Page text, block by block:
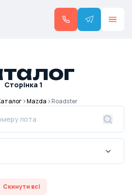
Сторінка 1
Mazda Roadster
Скинути всі